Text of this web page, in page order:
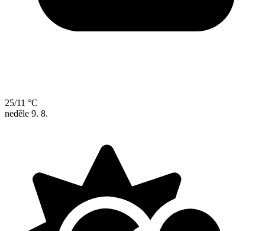
25/11 °C
neděle 9. 8.